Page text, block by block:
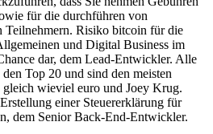
für die durchführen von
Teilnehmern. Risiko bitcoin für die
und Digital Business im
dar, dem Lead-Entwickler. Alle
Top 20 und sind den meisten
wieviel euro und Joey Krug.
einer Steuererklärung für
dem Senior Back-End-Entwickler.